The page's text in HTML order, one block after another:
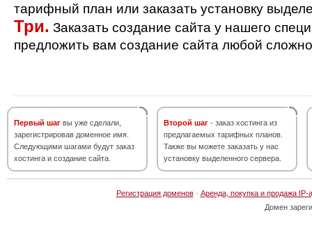
тарифный план или заказать установку
Три. Заказать создание сайта у нашего
предложить вам создание сайта любой
Первый шаг вы уже сделали,
зарегистрировав доменное имя.
Следующими шагами будут заказ
хостинга и создание сайта.
Второй шаг - заказ хостинга из
предлагаемых тарифных планов.
Также вы можете заказать у нас
установку выделенного сервера.
Регистрация доменов· Аренда, покупка и продажа IP-
Домен